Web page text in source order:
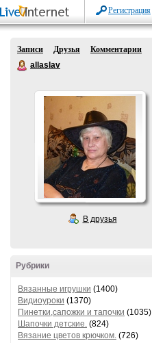
Регистрация
Записи Друзья
Комментарии
allaslav
В друзья
Рубрики
Вязанные игрушки (1400)
Видиоуроки (1370)
Пинетки,сапожки и тапочки (1035)
Шапочки детские. (824)
Вязание цветов крючком. (726)